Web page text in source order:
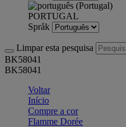
PORTUGAL
Språk
Limpar esta pesquisa
BK58041
BK58041
Voltar
Início
Compre a cor
Flamme Dorée